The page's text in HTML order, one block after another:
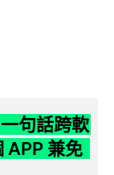
句話跨軟
APP 兼免